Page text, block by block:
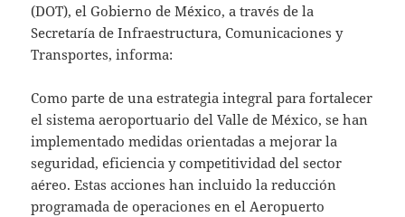
(DOT), el Gobierno de México, a través de la
Secretaría de Infraestructura, Comunicaciones y
Transportes, informa:
Como parte de una estrategia integral para fortalecer
el sistema aeroportuario del Valle de México, se han
implementado medidas orientadas a mejorar la
seguridad, eficiencia y competitividad del sector
aéreo. Estas acciones han incluido la reducción
programada de operaciones en el Aeropuerto